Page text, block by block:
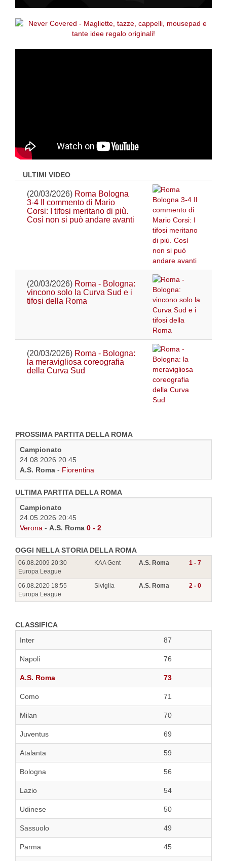
ULTIMI VIDEO
(20/03/2026) Roma Bologna
3-4 Il commento di Mario
Corsi: I tifosi meritano di più.
Così non si può andare avanti
(20/03/2026) Roma - Bologna:
vincono solo la Curva Sud e i
tifosi della Roma
(20/03/2026) Roma - Bologna:
la meravigliosa coreografia
della Curva Sud
PROSSIMA PARTITA DELLA ROMA
Campionato
24.08.2026 20:45
A.S. Roma - Fiorentina
ULTIMA PARTITA DELLA ROMA
Campionato
24.05.2026 20:45
Verona - A.S. Roma 0 - 2
OGGI NELLA STORIA DELLA ROMA
06.08.2009 20:30
Europa League
KAA Gent A.S. Roma 1 - 7
06.08.2020 18:55
Europa League
Siviglia A.S. Roma 2 - 0
CLASSIFICA
Inter
87
Napoli 76
A.S. Roma 73
Como 71
Milan 70
Juventus 69
Atalanta 59
Bologna 56
Lazio 54
Udinese 50
Sassuolo 49
Parma 45